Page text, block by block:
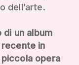
dell’arte.
di un album
in
opera